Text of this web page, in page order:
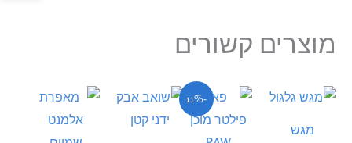
מוצרים קשורים
מגש
-11%המחיר
המקורי
היה:
המחיר
הנוכחי
הוא:
למוצר
זה